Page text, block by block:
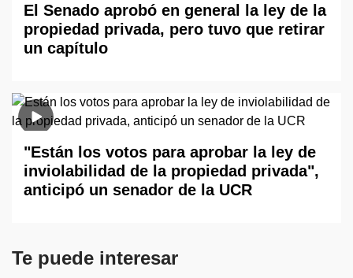
El Senado aprobó en general la ley de la
propiedad privada, pero tuvo que retirar
un capítulo
"Están los votos para aprobar la ley de
inviolabilidad de la propiedad privada",
anticipó un senador de la UCR
Te puede interesar